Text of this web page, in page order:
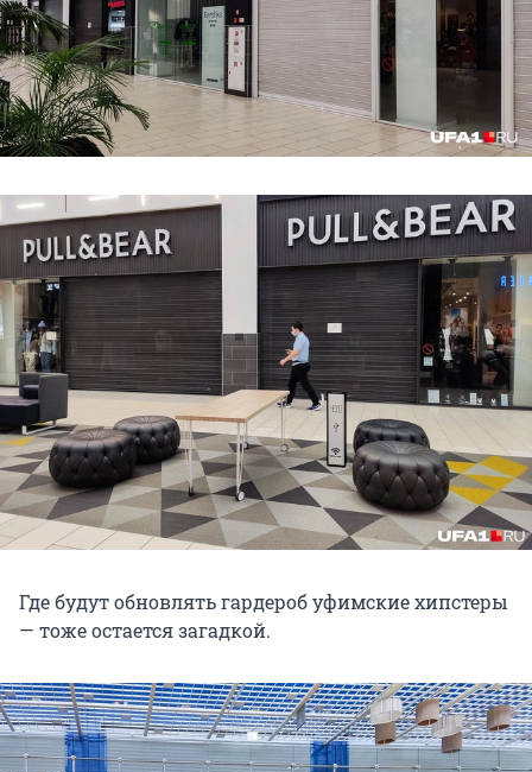
Где будут обновлять гардероб уфимские хипстеры
— тоже остается загадкой.